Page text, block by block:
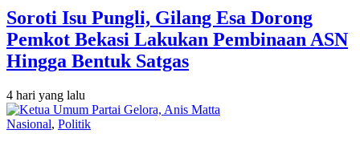
Soroti Isu Pungli, Gilang Esa Dorong
Pemkot Bekasi Lakukan Pembinaan ASN
Hingga Bentuk Satgas
4 hari yang lalu
Nasional, Politik